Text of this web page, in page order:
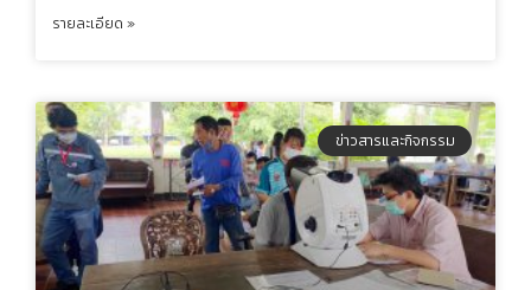
รายละเอียด »
ข่าวสารและกิจกรรม